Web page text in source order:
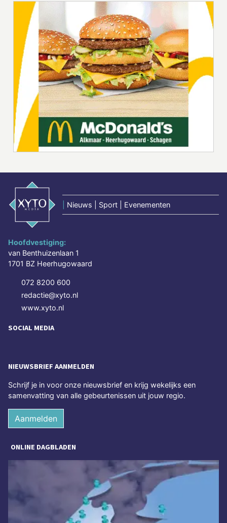
Nieuws | Sport | Evenementen
Hoofdvestiging:
van Benthuizenlaan 1
1701 BZ Heerhugowaard
072 8200 600
redactie@xyto.nl
www.xyto.nl
SOCIAL MEDIA
NIEUWSBRIEF AANMELDEN
Schrijf je in voor onze nieuwsbrief en krijg wekelijks een
samenvatting van alle gebeurtenissen uit jouw regio.
Aanmelden
ONLINE DAGBLADEN